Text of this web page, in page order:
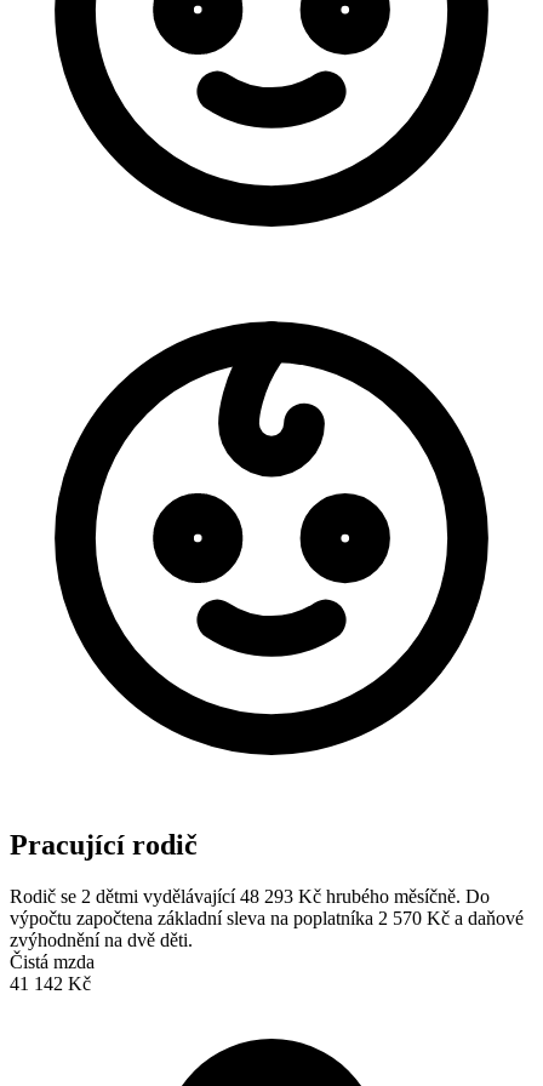
Pracující rodič
Rodič se 2 dětmi vydělávající 48 293 Kč hrubého měsíčně. Do
výpočtu započtena základní sleva na poplatníka 2 570 Kč a daňové
zvýhodnění na dvě děti.
Čistá mzda
41 142 Kč